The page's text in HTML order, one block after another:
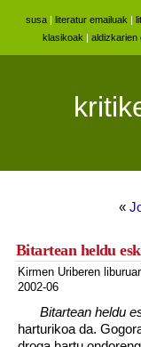
susa | literatur emailuak |
klasikoak | aldizkarien
«
Bitartean heldu
Kirmen Uriberen
2002-06
Bitartean heldu
harturikoa da.